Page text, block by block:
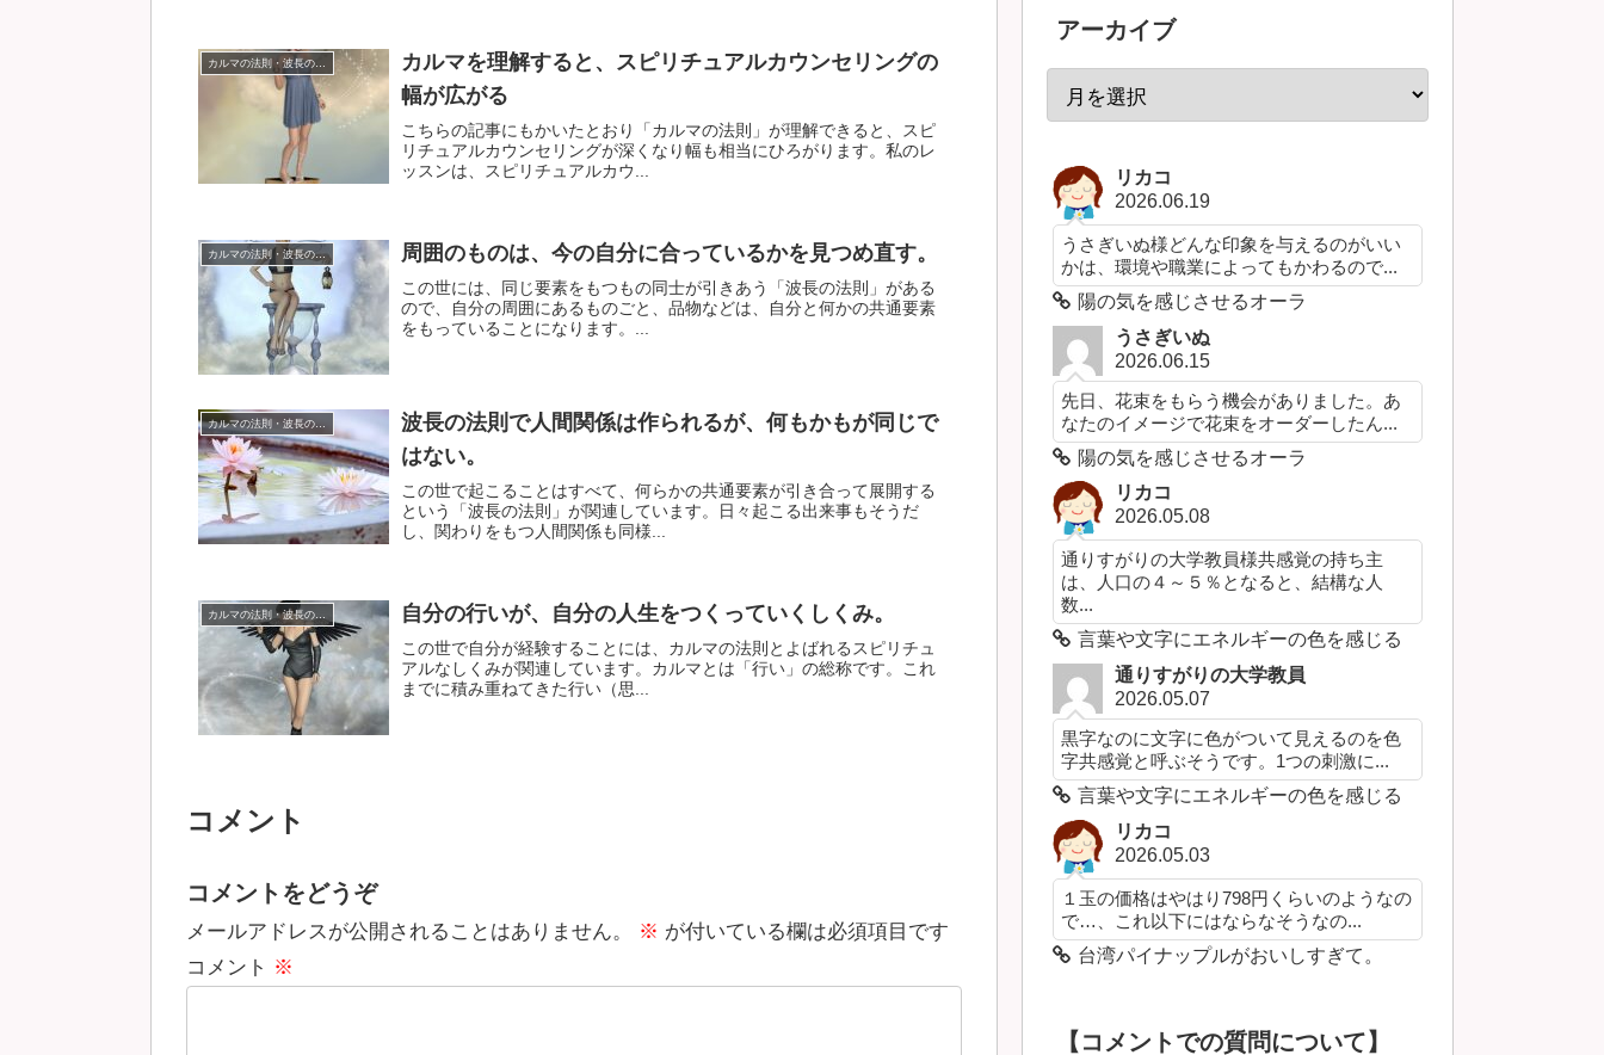
カルマの法則・波長の法則
カルマを理解すると、スピリチュアルカウンセリングの
幅が広がる
こちらの記事にもかいたとおり「カルマの法則」が理解できると、スピ
リチュアルカウンセリングが深くなり幅も相当にひろがります。私のレ
ッスンは、スピリチュアルカウ...
カルマの法則・波長の法則 周囲のものは、今の自分に合っているかを見つめ直す。
この世には、同じ要素をもつもの同士が引きあう「波長の法則」がある
ので、自分の周囲にあるものごと、品物などは、自分と何かの共通要素
をもっていることになります。...
カルマの法則・波長の法則
波長の法則で人間関係は作られるが、何もかもが同じで
はない。
この世で起こることはすべて、何らかの共通要素が引き合って展開する
という「波長の法則」が関連しています。日々起こる出来事もそうだ
し、関わりをもつ人間関係も同様...
カルマの法則・波長の法則 自分の行いが、自分の人生をつくっていくしくみ。
この世で自分が経験することには、カルマの法則とよばれるスピリチュ
アルなしくみが関連しています。カルマとは「行い」の総称です。これ
までに積み重ねてきた行い（思...
コメント
コメントをどうぞ
メールアドレスが公開されることはありません。 ※ が付いている欄は必須項目です
コメント ※
アーカイブ
リカコ
2026.06.19
うさぎいぬ様どんな印象を与えるのがいい
かは、環境や職業によってもかわるので...
陽の気を感じさせるオーラ
うさぎいぬ
2026.06.15
先日、花束をもらう機会がありました。あ
なたのイメージで花束をオーダーしたん...
陽の気を感じさせるオーラ
リカコ
2026.05.08
通りすがりの大学教員様共感覚の持ち主
は、人口の４～５％となると、結構な人
数...
言葉や文字にエネルギーの色を感じる
通りすがりの大学教員
2026.05.07
黒字なのに文字に色がついて見えるのを色
字共感覚と呼ぶそうです。1つの刺激に...
言葉や文字にエネルギーの色を感じる
リカコ
2026.05.03
１玉の価格はやはり798円くらいのようなの
で…、これ以下にはならなそうなの...
台湾パイナップルがおいしすぎて。
【コメントでの質問について】